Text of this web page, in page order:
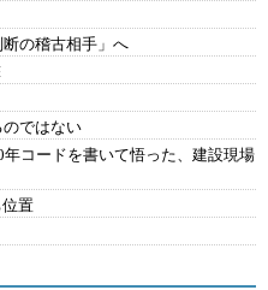
の稽古相手」へ
ではない
年コードを書いて悟った、建設現場
置